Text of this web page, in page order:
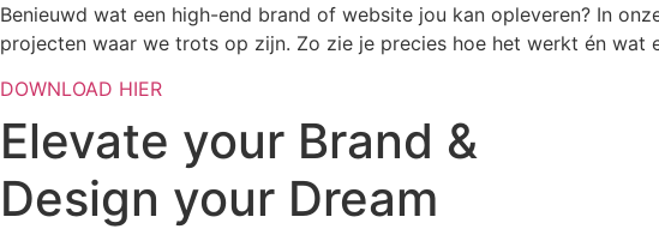
Benieuwd wat een high-end brand of website jou kan opleveren? In
projecten waar we trots op zijn. Zo zie je precies hoe het werkt én wat
DOWNLOAD HIER
Elevate your Brand &
Design your Dream